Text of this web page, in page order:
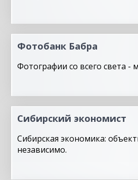
Фотобанк Бабра
Фотографии со всего света -
Сибирский экономист
Сибирская экономика:
независимо.